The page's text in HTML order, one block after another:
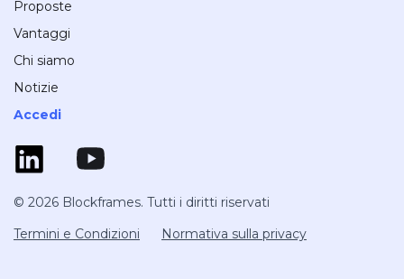
Proposte
Vantaggi
Chi siamo
Notizie
Accedi
© 2026 Blockframes. Tutti i diritti riservati
Termini e Condizioni
Normativa sulla privacy